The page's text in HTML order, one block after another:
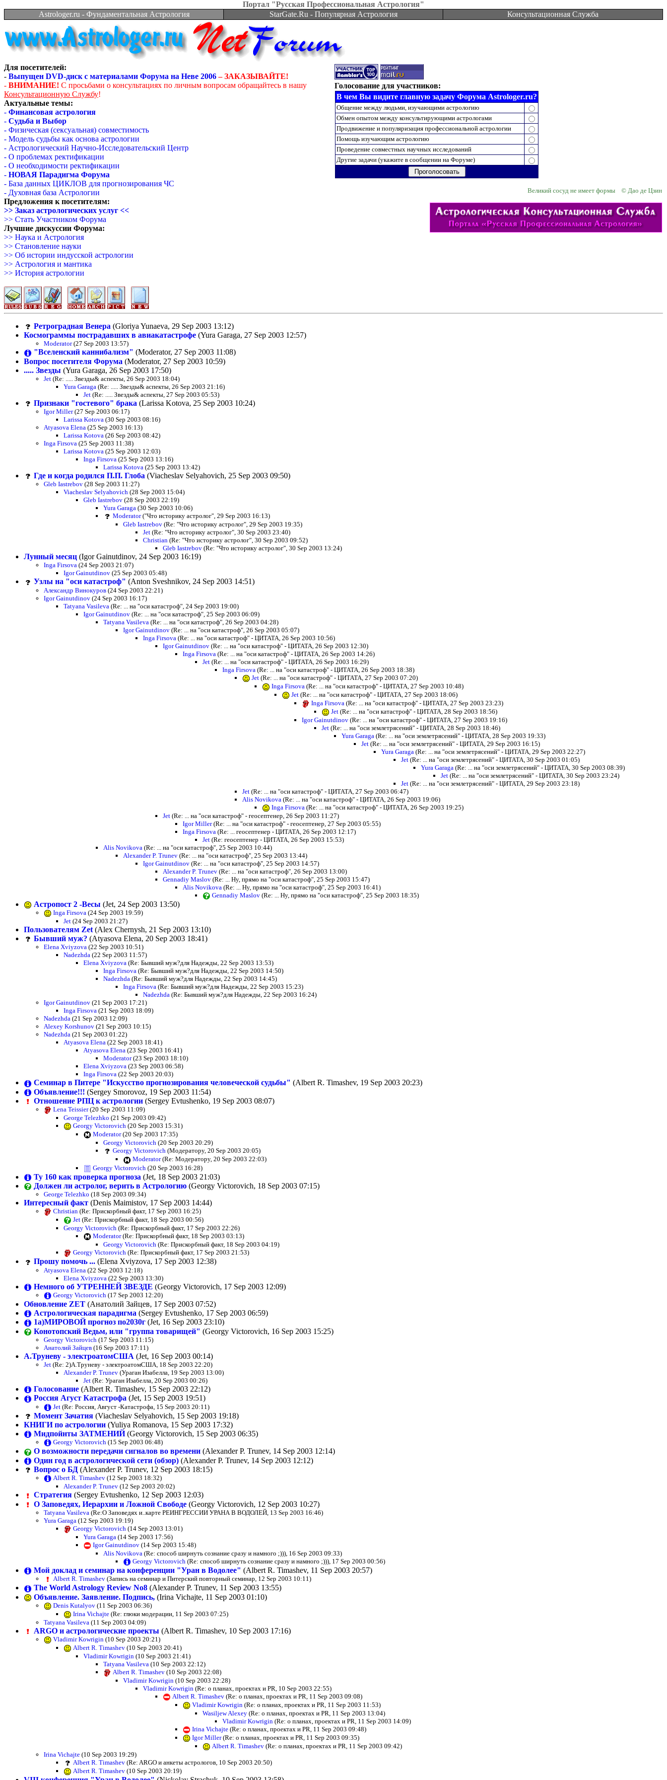
Портал "Русская Профессиональная Астрология"
Astrologer.ru - Фундаментальная Астрология
StarGate.Ru - Популярная Астрология Консультационная Служба
Голосование для участников:
В чем Вы видите главную задачу Форума Astrologer.ru?
Общение между людьми, изучающими астрологию
Обмен опытом между консультирующими астрологами
Продвижение и популяризация профессиональной астрологии
Помощь изучающим астрологию
Проведение совместных научных исследований
Другие задачи (укажите в сообщении на Форуме)
Великий сосуд не имеет формы © Дао де Цзин
Для посетителей:
- Выпущен DVD-диск с материалами Форума на Неве 2006– ЗАКАЗЫВАЙТЕ!
- ВНИМАНИЕ! С просьбами о консультациях по личным вопросам обращайтесь в нашу
Консультационную Службу!
Актуальные темы:
- Финансовая астрология
- Судьба и Выбор
- Физическая (сексуальная) совместимость
- Модель судьбы как основа астрологии
- Астрологический Научно-Исследовательский Центр
- О проблемах ректификации
- О необходимости ректификации
- НОВАЯ Парадигма Форума
- База данных ЦИКЛОВ для прогнозирования ЧС
- Духовная база Астрологии
Предложения к посетителям:
>> Заказ астрологических услуг <<
>> Стать Участником Форума
Лучшие дискуссии Форума:
>> Наука и Астрология
>> Становление науки
>> Об истории индусской астрологии
>> Астрология и мантика
>> История астрологии
Ретроградная Венера (Gloriya Yunaeva, 29 Sep 2003 13:12)
Космограммы пострадавших в авиакатастрофе (Yura Garaga, 27 Sep 2003 12:57)
Moderator(27 Sep 2003 13:57)
"Вселенский каннибализм" (Moderator, 27 Sep 2003 11:08)
Вопрос посетителя Форума (Moderator, 27 Sep 2003 10:59)
..... Звезды (Yura Garaga, 26 Sep 2003 17:50)
Jet (Re: ..... Звезды& аспекты, 26 Sep 2003 18:04)
Yura Garaga (Re: ..... Звезды& аспекты, 26 Sep 2003 21:16)
Jet (Re: ..... Звезды& аспекты, 27 Sep 2003 05:53)
Признаки "гостевого" брака (Larissa Kotova, 25 Sep 2003 10:24)
Igor Miller(27 Sep 2003 06:17)
Larissa Kotova (30 Sep 2003 08:16)
Atyasova Elena (25 Sep 2003 16:13)
Larissa Kotova (26 Sep 2003 08:42)
Inga Firsova (25 Sep 2003 11:38)
Larissa Kotova (25 Sep 2003 12:03)
Inga Firsova (25 Sep 2003 13:16)
Larissa Kotova (25 Sep 2003 13:42)
Где и когда родился П.П. Глоба (Viacheslav Selyahovich, 25 Sep 2003 09:50)
Gleb Iastrebov (28 Sep 2003 11:27)
Viacheslav Selyahovich (28 Sep 2003 15:04)
Gleb Iastrebov (28 Sep 2003 22:19)
Yura Garaga (30 Sep 2003 10:06)
Moderator("Что историку астролог", 29 Sep 2003 16:13)
Gleb Iastrebov (Re: "Что историку астролог", 29 Sep 2003 19:35)
Jet (Re: "Что историку астролог", 30 Sep 2003 23:40)
Christian (Re: "Что историку астролог", 30 Sep 2003 09:52)
Gleb Iastrebov (Re: "Что историку астролог", 30 Sep 2003 13:24)
Лунный месяц (Igor Gainutdinov, 24 Sep 2003 16:19)
Inga Firsova (24 Sep 2003 21:07)
Igor Gainutdinov (25 Sep 2003 05:48)
Узлы на "оси катастроф" (Anton Sveshnikov, 24 Sep 2003 14:51)
Александр Винокуров (24 Sep 2003 22:21)
Igor Gainutdinov (24 Sep 2003 16:17)
Tatyana Vasileva (Re: ... на "оси катастроф", 24 Sep 2003 19:00)
Igor Gainutdinov (Re: ... на "оси катастроф", 25 Sep 2003 06:09)
Tatyana Vasileva (Re: ... на "оси катастроф", 26 Sep 2003 04:28)
Igor Gainutdinov (Re: ... на "оси катастроф", 26 Sep 2003 05:07)
Inga Firsova (Re: ... на "оси катастроф" - ЦИТАТА, 26 Sep 2003 10:56)
Igor Gainutdinov (Re: ... на "оси катастроф" - ЦИТАТА, 26 Sep 2003 12:30)
Inga Firsova (Re: ... на "оси катастроф" - ЦИТАТА, 26 Sep 2003 14:26)
Jet (Re: ... на "оси катастроф" - ЦИТАТА, 26 Sep 2003 16:29)
Inga Firsova (Re: ... на "оси катастроф" - ЦИТАТА, 26 Sep 2003 18:38)
Jet (Re: ... на "оси катастроф" - ЦИТАТА, 27 Sep 2003 07:20)
Inga Firsova (Re: ... на "оси катастроф" - ЦИТАТА, 27 Sep 2003 10:48)
Jet (Re: ... на "оси катастроф" - ЦИТАТА, 27 Sep 2003 18:06)
Inga Firsova (Re: ... на "оси катастроф" - ЦИТАТА, 27 Sep 2003 23:23)
Jet (Re: ... на "оси катастроф" - ЦИТАТА, 28 Sep 2003 18:56)
Igor Gainutdinov (Re: ... на "оси катастроф" - ЦИТАТА, 27 Sep 2003 19:16)
Jet (Re: ... на "оси землетрясений" - ЦИТАТА, 28 Sep 2003 18:46)
Yura Garaga (Re: ... на "оси землетрясений" - ЦИТАТА, 28 Sep 2003 19:33)
Jet (Re: ... на "оси землетрясений" - ЦИТАТА, 29 Sep 2003 16:15)
Yura Garaga (Re: ... на "оси землетрясений" - ЦИТАТА, 29 Sep 2003 22:27)
Jet (Re: ... на "оси землетрясений" - ЦИТАТА, 30 Sep 2003 01:05)
Yura Garaga (Re: ... на "оси землетрясений" - ЦИТАТА, 30 Sep 2003 08:39)
Jet (Re: ... на "оси землетрясений" - ЦИТАТА, 30 Sep 2003 23:24)
Jet (Re: ... на "оси землетрясений" - ЦИТАТА, 29 Sep 2003 23:18)
Jet (Re: ... на "оси катастроф" - ЦИТАТА, 27 Sep 2003 06:47)
Alis Novikova (Re: ... на "оси катастроф" - ЦИТАТА, 26 Sep 2003 19:06)
Inga Firsova (Re: ... на "оси катастроф" - ЦИТАТА, 26 Sep 2003 19:25)
Jet (Re: ... на "оси катастроф" - геосептенер, 26 Sep 2003 11:27)
Igor Miller(Re: ... на "оси катастроф" - геосептенер, 27 Sep 2003 05:55)
Inga Firsova (Re: ... геосептенер - ЦИТАТА, 26 Sep 2003 12:17)
Jet (Re: геосептенер - ЦИТАТА, 26 Sep 2003 15:53)
Alis Novikova (Re: ... на "оси катастроф", 25 Sep 2003 10:44)
Alexander P. Trunev (Re: ... на "оси катастроф", 25 Sep 2003 13:44)
Igor Gainutdinov (Re: ... на "оси катастроф", 25 Sep 2003 14:57)
Alexander P. Trunev (Re: ... на "оси катастроф", 26 Sep 2003 13:00)
Gennadiy Maslov (Re: ... Ну, прямо на "оси катастроф", 25 Sep 2003 15:47)
Alis Novikova (Re: ... Ну, прямо на "оси катастроф", 25 Sep 2003 16:41)
Gennadiy Maslov (Re: ... Ну, прямо на "оси катастроф", 25 Sep 2003 18:35)
Астропост 2 -Весы (Jet, 24 Sep 2003 13:50)
Inga Firsova (24 Sep 2003 19:59)
Jet (24 Sep 2003 21:27)
Пользователям Zet (Alex Chernysh, 21 Sep 2003 13:10)
Бывший муж? (Atyasova Elena, 20 Sep 2003 18:41)
Elena Xviyzova (22 Sep 2003 10:51)
Nadezhda (22 Sep 2003 11:57)
Elena Xviyzova (Re: Бывший муж?для Надежды, 22 Sep 2003 13:53)
Inga Firsova (Re: Бывший муж?для Надежды, 22 Sep 2003 14:50)
Nadezhda (Re: Бывший муж?для Надежды, 22 Sep 2003 14:45)
Inga Firsova (Re: Бывший муж?для Надежды, 22 Sep 2003 15:23)
Nadezhda (Re: Бывший муж?для Надежды, 22 Sep 2003 16:24)
Igor Gainutdinov (21 Sep 2003 17:21)
Inga Firsova (21 Sep 2003 18:09)
Nadezhda (21 Sep 2003 12:09)
Alexey Korshunov (21 Sep 2003 10:15)
Nadezhda (21 Sep 2003 01:22)
Atyasova Elena (22 Sep 2003 18:41)
Atyasova Elena (23 Sep 2003 16:41)
Moderator(23 Sep 2003 18:10)
Elena Xviyzova (23 Sep 2003 06:58)
Inga Firsova (22 Sep 2003 20:03)
Семинар в Питере "Искусство прогнозирования человеческой судьбы" (Albert R. Timashev, 19 Sep 2003 20:23)
Объявление!!! (Sergey Smorovoz, 19 Sep 2003 11:54)
Отношение РПЦ к астрологии (Sergey Evtushenko, 19 Sep 2003 08:07)
Lena Teissier(20 Sep 2003 11:09)
George Telezhko (21 Sep 2003 09:42)
Georgy Victorovich (20 Sep 2003 15:31)
Moderator(20 Sep 2003 17:35)
Georgy Victorovich (20 Sep 2003 20:29)
Georgy Victorovich (Модератору, 20 Sep 2003 20:05)
Moderator(Re: Модератору, 20 Sep 2003 22:03)
Georgy Victorovich (20 Sep 2003 16:28)
Ту 160 как проверка прогноза (Jet, 18 Sep 2003 21:03)
Должен ли астролог, верить в Астрологию (Georgy Victorovich, 18 Sep 2003 07:15)
George Telezhko (18 Sep 2003 09:34)
Интересный факт (Denis Maimistov, 17 Sep 2003 14:44)
Christian (Re: Прискорбный факт, 17 Sep 2003 16:25)
Jet (Re: Прискорбный факт, 18 Sep 2003 00:56)
Georgy Victorovich (Re: Прискорбный факт, 17 Sep 2003 22:26)
Moderator(Re: Прискорбный факт, 18 Sep 2003 03:13)
Georgy Victorovich (Re: Прискорбный факт, 18 Sep 2003 04:19)
Georgy Victorovich (Re: Прискорбный факт, 17 Sep 2003 21:53)
Прошу помочь ... (Elena Xviyzova, 17 Sep 2003 12:38)
Atyasova Elena (22 Sep 2003 12:18)
Elena Xviyzova (22 Sep 2003 13:30)
Немного об УТРЕННЕЙ ЗВЕЗДЕ (Georgy Victorovich, 17 Sep 2003 12:09)
Georgy Victorovich (17 Sep 2003 12:20)
Обновление ZET (Анатолий Зайцев, 17 Sep 2003 07:52)
Астрологическая парадигма (Sergey Evtushenko, 17 Sep 2003 06:59)
1a)МИРОВОЙ прогноз по2030г (Jet, 16 Sep 2003 23:10)
Конотопский Ведьм, или "группа товарищей" (Georgy Victorovich, 16 Sep 2003 15:25)
Georgy Victorovich (17 Sep 2003 11:15)
Анатолий Зайцев (16 Sep 2003 17:11)
А.Труневу - электроатомСША (Jet, 16 Sep 2003 00:14)
Jet (Re: 2)А.Труневу - электроатомСША, 18 Sep 2003 22:20)
Alexander P. Trunev (Ураган Изабелла, 19 Sep 2003 13:00)
Jet (Re: Ураган Изабелла, 20 Sep 2003 00:26)
Голосование (Albert R. Timashev, 15 Sep 2003 22:12)
Россия Агуст Катастрофа (Jet, 15 Sep 2003 19:51)
Jet (Re: Россия, Август -Катастрофа, 15 Sep 2003 20:11)
Момент Зачатия (Viacheslav Selyahovich, 15 Sep 2003 19:18)
КНИГИ по астрологии (Yuliya Romanova, 15 Sep 2003 17:32)
Мидпойнты ЗАТМЕНИЙ(Georgy Victorovich, 15 Sep 2003 06:35)
Georgy Victorovich (15 Sep 2003 06:48)
О возможности передачи сигналов во времени (Alexander P. Trunev, 14 Sep 2003 12:14)
Один год в астрологической сети (обзор) (Alexander P. Trunev, 14 Sep 2003 12:12)
Вопрос о БД (Alexander P. Trunev, 12 Sep 2003 18:15)
Albert R. Timashev (12 Sep 2003 18:32)
Alexander P. Trunev (12 Sep 2003 20:02)
Стратегия (Sergey Evtushenko, 12 Sep 2003 12:03)
О Заповедях, Иерархии и Ложной Свободе (Georgy Victorovich, 12 Sep 2003 10:27)
Tatyana Vasileva (Re:О Заповедях и..карте РЕИНГРЕССИИ УРАНА В ВОДОЛЕЙ, 13 Sep 2003 16:46)
Yura Garaga (12 Sep 2003 19:19)
Georgy Victorovich (14 Sep 2003 13:01)
Yura Garaga (14 Sep 2003 17:56)
Igor Gainutdinov (14 Sep 2003 15:48)
Alis Novikova (Re: способ ширнуть сознание сразу и намного ;))), 16 Sep 2003 09:33)
Georgy Victorovich (Re: способ ширнуть сознание сразу и намного ;))), 17 Sep 2003 00:56)
Мой доклад и семинар на конференции "Уран в Водолее" (Albert R. Timashev, 11 Sep 2003 20:57)
Albert R. Timashev (Запись на семинар и Питерский повторный семинар, 12 Sep 2003 10:11)
The World Astrology Review No8 (Alexander P. Trunev, 11 Sep 2003 13:55)
Объявление. Заявление. Подпись, (Irina Vichajte, 11 Sep 2003 01:10)
Denis Kutalyov (11 Sep 2003 06:36)
Irina Vichajte (Re: глюки модерации, 11 Sep 2003 07:25)
Tatyana Vasileva (11 Sep 2003 04:09)
ARGO и астрологические проекты (Albert R. Timashev, 10 Sep 2003 17:16)
Vladimir Kowrigin (10 Sep 2003 20:21)
Albert R. Timashev (10 Sep 2003 20:41)
Vladimir Kowrigin (10 Sep 2003 21:41)
Tatyana Vasileva (10 Sep 2003 22:12)
Albert R. Timashev (10 Sep 2003 22:08)
Vladimir Kowrigin (10 Sep 2003 22:28)
Vladimir Kowrigin (Re: о планах, проектах и PR, 10 Sep 2003 22:55)
Albert R. Timashev (Re: о планах, проектах и PR, 11 Sep 2003 09:08)
Vladimir Kowrigin (Re: о планах, проектах и PR, 11 Sep 2003 11:53)
Wasiljew Alexey (Re: о планах, проектах и PR, 11 Sep 2003 13:04)
Vladimir Kowrigin (Re: о планах, проектах и PR, 11 Sep 2003 14:09)
Irina Vichajte (Re: о планах, проектах и PR, 11 Sep 2003 09:48)
Igor Miller(Re: о планах, проектах и PR, 11 Sep 2003 09:35)
Albert R. Timashev (Re: о планах, проектах и PR, 11 Sep 2003 09:42)
Irina Vichajte (10 Sep 2003 19:29)
Albert R. Timashev (Re: ARGO и анкеты астрологов, 10 Sep 2003 20:50)
Albert R. Timashev (10 Sep 2003 20:19)